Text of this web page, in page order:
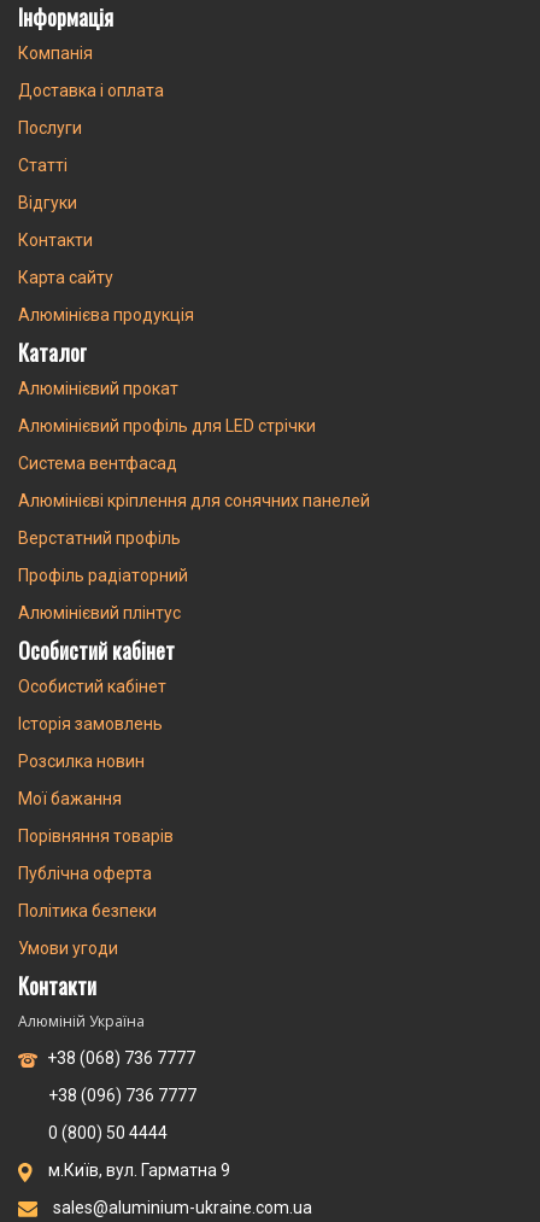
Інформація
Компанія
Доставка і оплата
Послуги
Статті
Відгуки
Контакти
Карта сайту
Алюмінієва продукція
Каталог
Алюмінієвий прокат
Алюмінієвий профіль для LED стрічки
Система вентфасад
Алюмінієві кріплення для сонячних панелей
Верстатний профіль
Профіль радіаторний
Алюмінієвий плінтус
Особистий кабінет
Особистий кабінет
Історія замовлень
Розсилка новин
Мої бажання
Порівняння товарів
Публічна оферта
Політика безпеки
Умови угоди
Контакти
Алюміній Україна
+38 (068) 736 7777
+38 (096) 736 7777
0 (800) 50 4444
м.Київ, вул. Гарматна 9
sales@aluminium-ukraine.com.ua